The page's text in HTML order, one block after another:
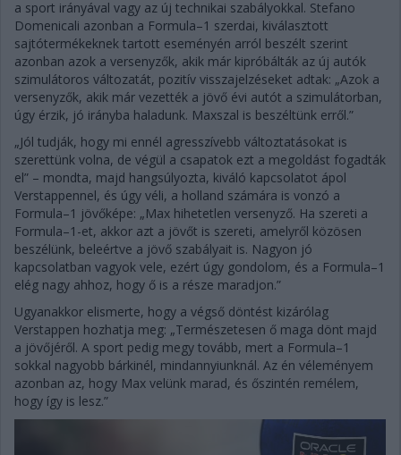
a sport irányával vagy az új technikai szabályokkal. Stefano
Domenicali azonban a Formula–1 szerdai, kiválasztott
sajtótermékeknek tartott eseményén arról beszélt szerint
azonban azok a versenyzők, akik már kipróbálták az új autók
szimulátoros változatát, pozitív visszajelzéseket adtak: „Azok a
versenyzők, akik már vezették a jövő évi autót a szimulátorban,
úgy érzik, jó irányba haladunk. Maxszal is beszéltünk erről.”
„Jól tudják, hogy mi ennél agresszívebb változtatásokat is
szerettünk volna, de végül a csapatok ezt a megoldást fogadták
el” – mondta, majd hangsúlyozta, kiváló kapcsolatot ápol
Verstappennel, és úgy véli, a holland számára is vonzó a
Formula–1 jövőképe: „Max hihetetlen versenyző. Ha szereti a
Formula–1-et, akkor azt a jövőt is szereti, amelyről közösen
beszélünk, beleértve a jövő szabályait is. Nagyon jó
kapcsolatban vagyok vele, ezért úgy gondolom, és a Formula–1
elég nagy ahhoz, hogy ő is a része maradjon.”
Ugyanakkor elismerte, hogy a végső döntést kizárólag
Verstappen hozhatja meg: „Természetesen ő maga dönt majd
a jövőjéről. A sport pedig megy tovább, mert a Formula–1
sokkal nagyobb bárkinél, mindannyiunknál. Az én véleményem
azonban az, hogy Max velünk marad, és őszintén remélem,
hogy így is lesz.”